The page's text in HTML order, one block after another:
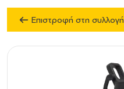
Επιστροφή στη συλλογή